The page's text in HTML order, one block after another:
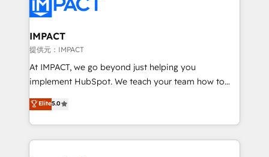
Slash months from your API Integration project... ⬅️
Click "Contact Business" ⬅️ to access 150+ Kickstart
Integration templates that put HubSpot in the center
of your tech stack, syncing... 🛍️ Shopify or
WooCommerce 💲 Stripe or Paypal 💰 Sage or
Netsuite 🤖 Google or Microsoft ✍️ DocuSign or
the rare Advanced "Custom Integrations"
Accreditation, securely sync data across... 🔄 any
IMPACT
提供元：IMPACT
At IMPACT, we go beyond just helping you
implement HubSpot. We teach your team how to
master it. As the creators of the Endless Customers
System™ (the next evolution of They Ask, You
Answer), we’re the only HubSpot partner built
entirely around coaching and training. That means
Elite5.0